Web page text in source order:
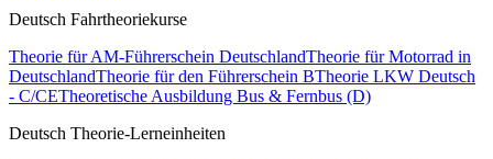
Deutsch Fahrtheoriekurse
Theorie für AM-Führerschein DeutschlandTheorie für Motorrad in
DeutschlandTheorie für den Führerschein BTheorie LKW Deutsch
- C/CETheoretische Ausbildung Bus & Fernbus (D)
Deutsch Theorie-Lerneinheiten